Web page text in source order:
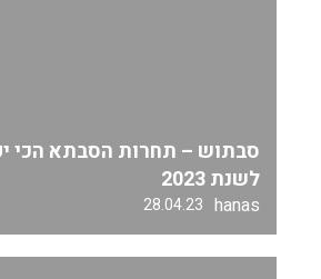
סבתוש – תחרות הסבתא הכי
לשנת 2023
hanas
28.04.23